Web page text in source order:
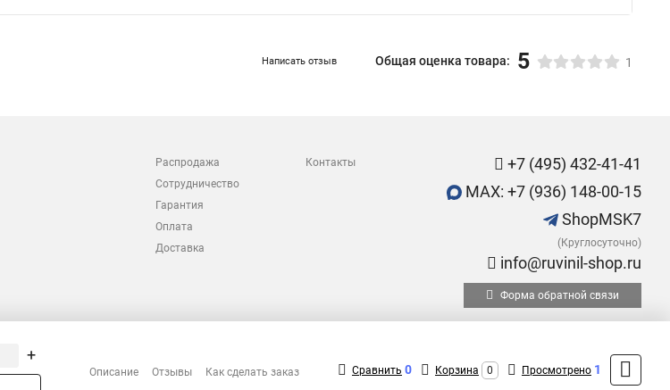
Написать отзыв Общая оценка товара: 5 1
Распродажа
Сотрудничество
Гарантия
Оплата
Доставка
Контакты
+7 (495) 432-41-41
MAX: +7 (936) 148-00-15
ShopMSK7
(Круглосуточно)
info@ruvinil-shop.ru
Форма обратной связи
+
Описание Отзывы Как сделать заказ Сравнить 0 Корзина 0 Просмотрено 1